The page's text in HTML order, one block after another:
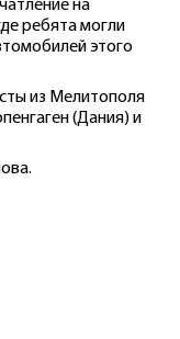
на
ребята могли
этого
из Мелитополя
(Дания) и